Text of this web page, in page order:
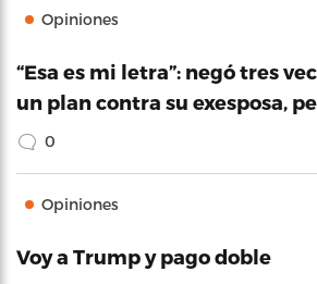
Opiniones
“Esa es mi letra”: negó tres
un plan contra su exesposa,
0
Opiniones
Voy a Trump y pago doble